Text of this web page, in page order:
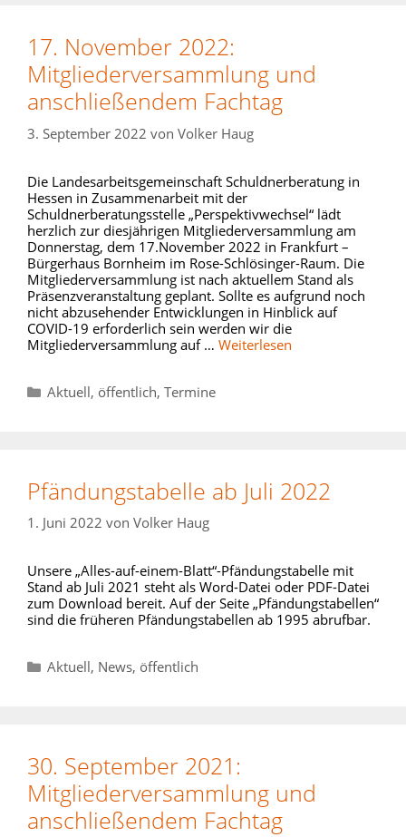
17. November 2022:
Mitgliederversammlung und
anschließendem Fachtag
3. September 2022 von Volker Haug
Die Landesarbeitsgemeinschaft Schuldnerberatung in
Hessen in Zusammenarbeit mit der
Schuldnerberatungsstelle „Perspektivwechsel“ lädt
herzlich zur diesjährigen Mitgliederversammlung am
Donnerstag, dem 17.November 2022 in Frankfurt –
Bürgerhaus Bornheim im Rose-Schlösinger-Raum. Die
Mitgliederversammlung ist nach aktuellem Stand als
Präsenzveranstaltung geplant. Sollte es aufgrund noch
nicht abzusehender Entwicklungen in Hinblick auf
COVID-19 erforderlich sein werden wir die
Mitgliederversammlung auf … Weiterlesen
Kategorien
Aktuell, öffentlich, Termine
Pfändungstabelle ab Juli 2022
1. Juni 2022 von Volker Haug
Unsere „Alles-auf-einem-Blatt“-Pfändungstabelle mit
Stand ab Juli 2021 steht als Word-Datei oder PDF-Datei
zum Download bereit. Auf der Seite „Pfändungstabellen“
sind die früheren Pfändungstabellen ab 1995 abrufbar.
Kategorien
Aktuell, News, öffentlich
30. September 2021:
Mitgliederversammlung und
anschließendem Fachtag